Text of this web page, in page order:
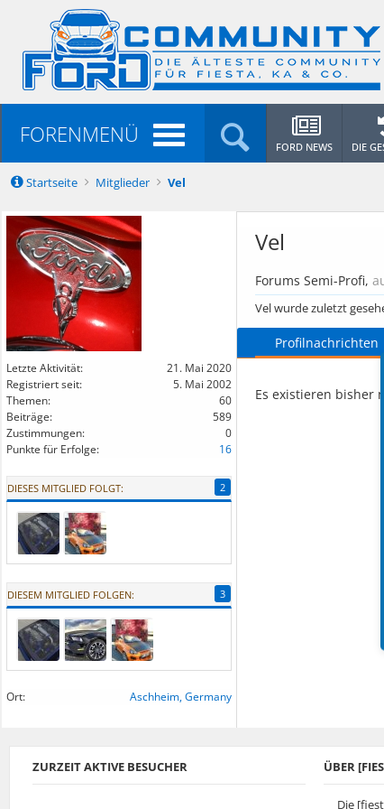
Startseite Mitglieder Vel
Letzte Aktivität:
21. Mai 2020
Registriert seit:
5. Mai 2002
Themen:
60
Beiträge:
589
Zustimmungen:
0
Punkte für Erfolge:
16
DIESES MITGLIED FOLGT: 2
DIESEM MITGLIED FOLGEN: 3
Ort: Aschheim, Germany
Vel
Forums Semi-Profi,
Vel wurde zuletzt
Profilnachrichten
Es existieren bisher
FORENMENÜ FORD NEWS DIE
ZURZEIT AKTIVE BESUCHER ÜBER
Die